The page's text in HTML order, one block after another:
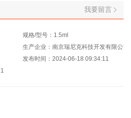
我要留言
规格/型号：1.5ml
生产企业：南京瑞尼克科技开发有限公司
发布时间：2024-06-18 09:34:11